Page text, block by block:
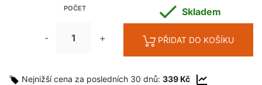
POČET
- +
 Skladem
PŘIDAT DO KOŠÍKU
Nejnižší cena za posledních 30 dnů: 339 Kč